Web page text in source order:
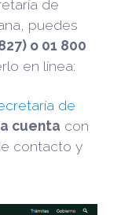
de
puedes
o 01 800
en línea:
de
cuenta con
contacto y